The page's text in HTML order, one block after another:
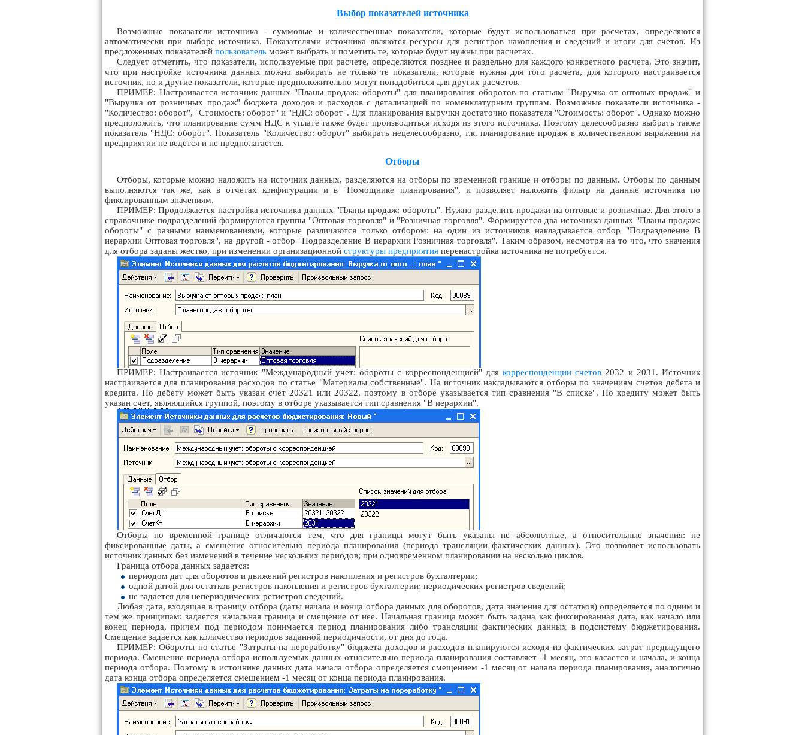
Выбор показателей источника
Возможные показатели источника - суммовые и количественные показатели, которые будут использоваться при расчетах, определяются
автоматически при выборе источника. Показателями источника являются ресурсы для регистров накопления и сведений и итоги для счетов. Из
предложенных показателей пользователь может выбрать и пометить те, которые будут нужны при расчетах.
Следует отметить, что показатели, используемые при расчете, определяются позднее и раздельно для каждого конкретного расчета. Это значит,
что при настройке источника данных можно выбирать не только те показатели, которые нужны для того расчета, для которого настраивается
источник, но и другие показатели, которые предположительно могут понадобиться для других расчетов.
ПРИМЕР: Настраивается источник данных "Планы продаж: обороты" для планирования оборотов по статьям "Выручка от оптовых продаж" и
"Выручка от розничных продаж" бюджета доходов и расходов с детализацией по номенклатурным группам. Возможные показатели источника -
"Количество: оборот", "Стоимость: оборот" и "НДС: оборот". Для планирования выручки достаточно показателя "Стоимость: оборот". Однако можно
предположить, что планирование сумм НДС к уплате также будет производиться исходя из этого источника. Поэтому целесообразно выбрать также
показатель "НДС: оборот". Показатель "Количество: оборот" выбирать нецелесообразно, т.к. планирование продаж в количественном выражении на
предприятии не ведется и не предполагается.
Отборы
Отборы, которые можно наложить на источник данных, разделяются на отборы по временной границе и отборы по данным. Отборы по данным
выполняются так же, как в отчетах конфигурации и в "Помощнике планирования", и позволяет наложить фильтр на данные источника по
фиксированным значениям.
ПРИМЕР: Продолжается настройка источника данных "Планы продаж: обороты". Нужно разделить продажи на оптовые и розничные. Для этого в
справочнике подразделений формируются группы "Оптовая торговля" и "Розничная торговля". Формируется два источника данных "Планы продаж:
обороты" с разными наименованиями, которые различаются только отбором: на один из источников накладывается отбор "Подразделение В
иерархии Оптовая торговля", на другой - отбор "Подразделение В иерархии Розничная торговля". Таким образом, несмотря на то что, что значения
для отбора заданы жестко, при изменении организационной структуры предприятия перенастройка источника не потребуется.
ПРИМЕР: Настраивается источник "Международный учет: обороты с корреспонденцией" для корреспонденции счетов 2032 и 2031. Источник
настраивается для планирования расходов по статье "Материалы собственные". На источник накладываются отборы по значениям счетов дебета и
кредита. По дебету может быть указан счет 20321 или 20322, поэтому в отборе указывается тип сравнения "В списке". По кредиту может быть
указан счет, являющийся группой, поэтому в отборе указывается тип сравнения "В иерархии".
Отборы по временной границе отличаются тем, что для границы могут быть указаны не абсолютные, а относительные значения: не
фиксированные даты, а смещение относительно периода планирования (периода трансляции фактических данных). Это позволяет использовать
источник данных без изменений в течение нескольких периодов; при одновременном планировании на несколько циклов.
Граница отбора данных задается:
периодом дат для оборотов и движений регистров накопления и регистров бухгалтерии;
одной датой для остатков регистров накопления и регистров бухгалтерии; периодических регистров сведений;
не задается для непериодических регистров сведений.
Любая дата, входящая в границу отбора (даты начала и конца отбора данных для оборотов, дата значения для остатков) определяется по одним и
тем же принципам: задается начальная граница и смещение от нее. Начальная граница может быть задана как фиксированная дата, как начало или
конец периода, причем под периодом понимается период планирования либо трансляции фактических данных в подсистему бюджетирования.
Смещение задается как количество периодов заданной периодичности, от дня до года.
ПРИМЕР: Обороты по статье "Затраты на переработку" бюджета доходов и расходов планируются исходя из фактических затрат предыдущего
периода. Смещение периода отбора используемых данных относительно периода планирования составляет -1 месяц, это касается и начала, и конца
периода отбора. Поэтому в источнике данных дата начала отбора определяется смещением -1 месяц от начала периода планирования, аналогично
дата конца отбора определяется смещением -1 месяц от конца периода планирования.